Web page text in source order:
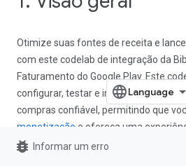
Otimize suas fontes de receita e
com este codelab de integração da
Faturamento do Google Play. Este
configurar, testar e implementar um
compras confiável, permitindo que
monetização e ofereça uma
integrada.
bug_report Informar um erro